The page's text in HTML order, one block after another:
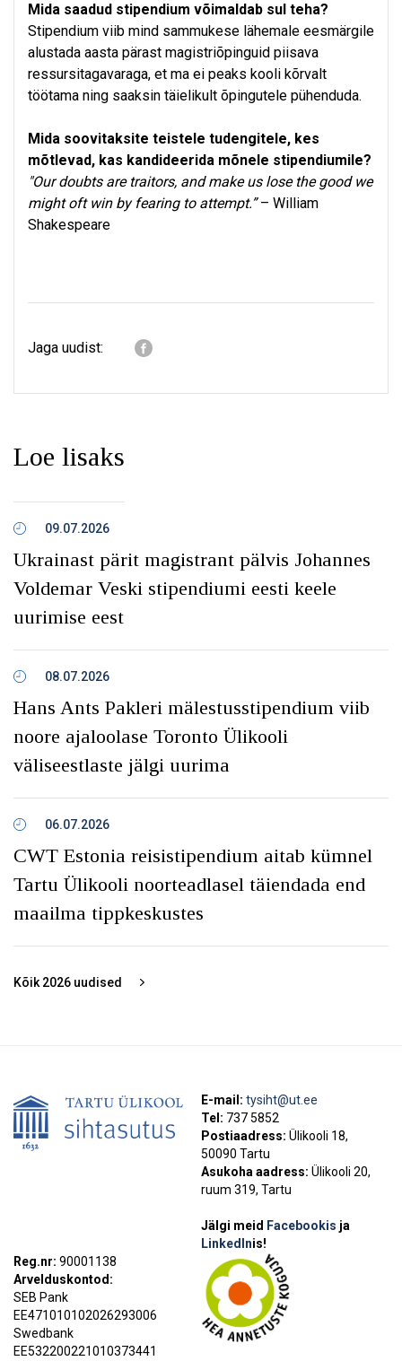
Mida saadud stipendium võimaldab sul teha?
Stipendium viib mind sammukese lähemale eesmärgile
alustada aasta pärast magistriõpinguid piisava
ressursitagavaraga, et ma ei peaks kooli kõrvalt
töötama ning saaksin täielikult õpingutele pühenduda.
Mida soovitaksite teistele tudengitele, kes
mõtlevad, kas kandideerida mõnele stipendiumile?
"Our doubts are traitors, and make us lose the good we
might oft win by fearing to attempt.”– William
Shakespeare
Jaga uudist:
Loe lisaks
09.07.2026
Ukrainast pärit magistrant pälvis Johannes
Voldemar Veski stipendiumi eesti keele
uurimise eest
08.07.2026
Hans Ants Pakleri mälestusstipendium viib
noore ajaloolase Toronto Ülikooli
väliseestlaste jälgi uurima
06.07.2026
CWT Estonia reisistipendium aitab kümnel
Tartu Ülikooli noorteadlasel täiendada end
maailma tippkeskustes
Kõik2026 uudised
E-mail: tysiht@ut.ee
Tel: 737 5852
Postiaadress: Ülikooli 18,
50090 Tartu
Asukoha aadress: Ülikooli 20,
ruum 319, Tartu
Jälgi meid Facebookis ja
LinkedInis!
Reg.nr: 90001138
Arvelduskontod:
SEB Pank
EE471010102026293006
Swedbank
EE532200221010373441